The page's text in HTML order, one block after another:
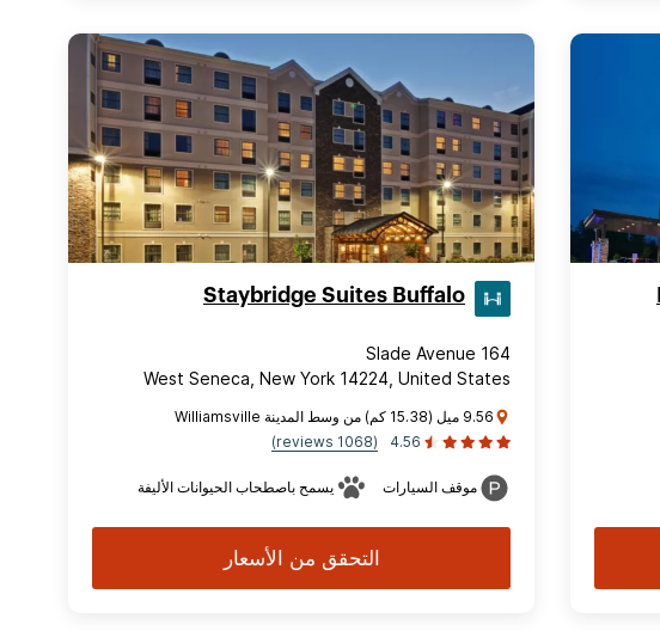
Staybridge Suites Buffalo
164 Slade Avenue
West Seneca, New York 14224, United States
9.56 ميل (15.38 كم) من وسط المدينة Williamsville
4.56
(1068 reviews)
موقف السيارات يسمح باصطحاب الحيوانات الأليفة
التحقق من الأسعار